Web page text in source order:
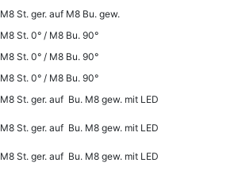
M8 St. ger. auf M8 Bu. gew.
M8 St. 0° / M8 Bu. 90°
M8 St. 0° / M8 Bu. 90°
M8 St. 0° / M8 Bu. 90°
M8 St. ger. auf Bu. M8 gew. mit LED
M8 St. ger. auf Bu. M8 gew. mit LED
M8 St. ger. auf Bu. M8 gew. mit LED